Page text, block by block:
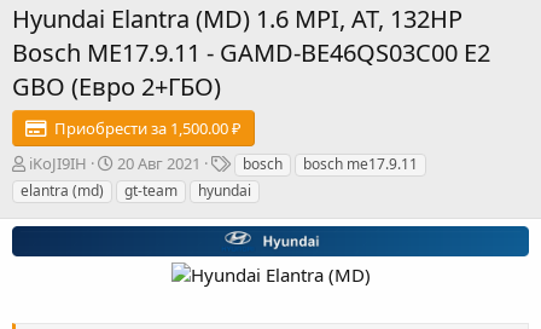
Hyundai Elantra (MD) 1.6 MPI, AT, 132HP
Bosch ME17.9.11 - GAMD-BE46QS03C00 E2
GBO (Евро 2+ГБО)
Приобрести за 1,500.00 ₽
А
в
т
о
iKoJI9IH
Д
а
т
а
20 Авг 2021
Т
е
г
и
bosch
bosch me17.9.11
elantra (md)
gt-team hyundai